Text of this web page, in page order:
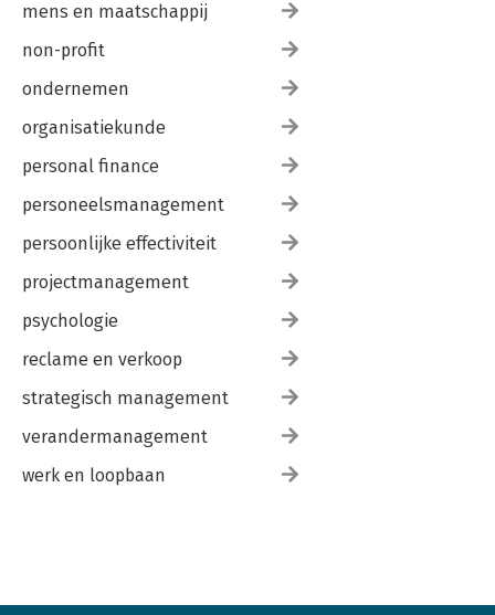
mens en maatschappij
non-profit
ondernemen
organisatiekunde
personal finance
personeelsmanagement
persoonlijke effectiviteit
projectmanagement
psychologie
reclame en verkoop
strategisch management
verandermanagement
werk en loopbaan